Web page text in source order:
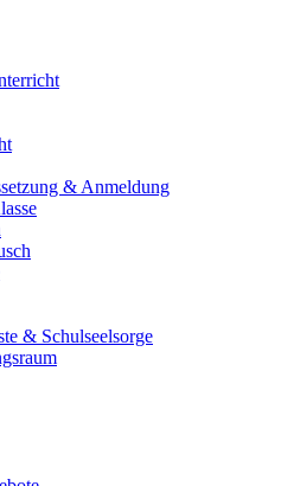
& Anmeldung
& Schulseelsorge